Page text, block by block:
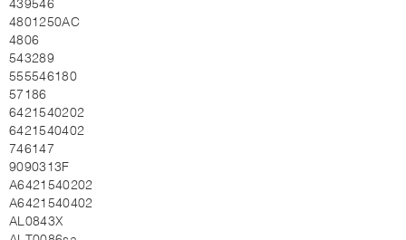
439546
4801250AC
4806
543289
555546180
57186
6421540202
6421540402
746147
9090313F
A6421540202
A6421540402
AL0843X